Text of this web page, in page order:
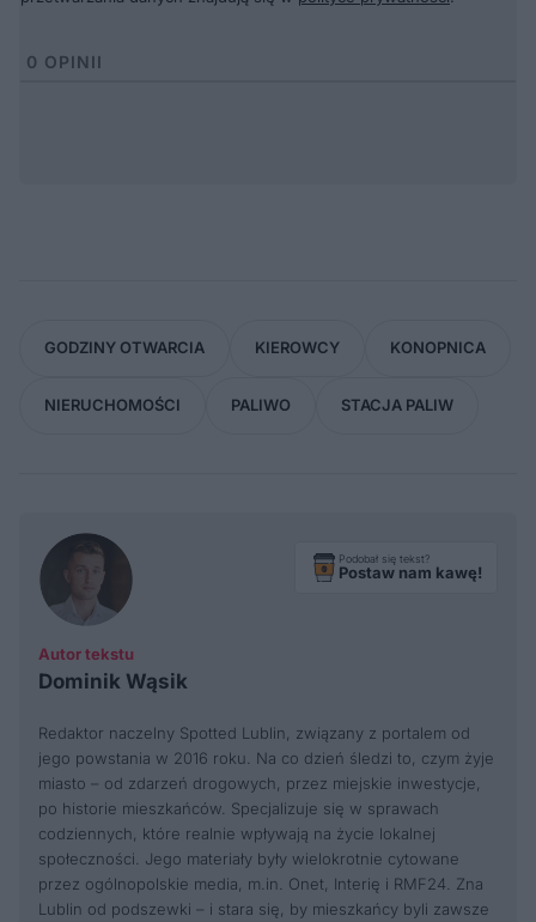
0 OPINII
GODZINY OTWARCIA KIEROWCY KONOPNICA
NIERUCHOMOŚCI PALIWO STACJA PALIW
Autor tekstu
Dominik Wąsik
Podobał się tekst?
Postaw nam kawę!
Redaktor naczelny Spotted Lublin, związany z portalem od
jego powstania w 2016 roku. Na co dzień śledzi to, czym żyje
miasto – od zdarzeń drogowych, przez miejskie inwestycje,
po historie mieszkańców. Specjalizuje się w sprawach
codziennych, które realnie wpływają na życie lokalnej
społeczności. Jego materiały były wielokrotnie cytowane
przez ogólnopolskie media, m.in. Onet, Interię i RMF24. Zna
Lublin od podszewki – i stara się, by mieszkańcy byli zawsze